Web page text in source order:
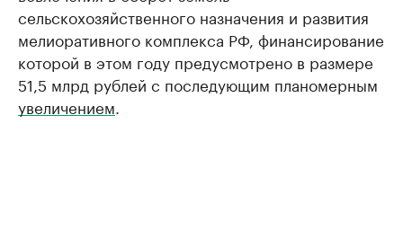
сельскохозяйственного назначения и развития
мелиоративного комплекса РФ, финансирование
которой в этом году предусмотрено в размере
51,5 млрд рублей с последующим планомерным
увеличением.